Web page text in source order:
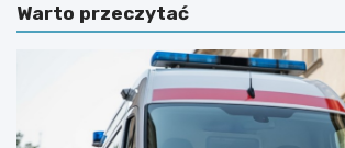
a
d
i
a
r
K
Warto przeczytać